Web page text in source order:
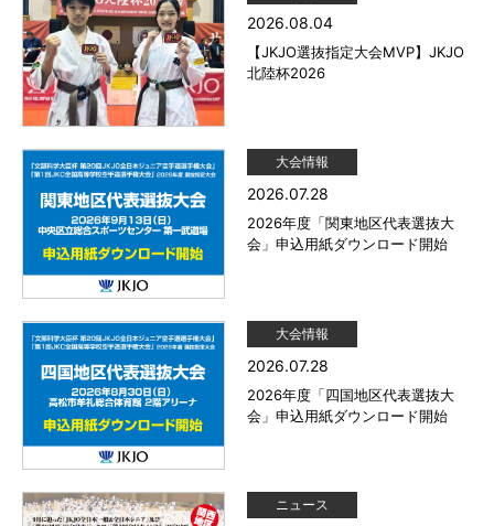
2026.08.04
【JKJO選抜指定大会MVP】JKJO
北陸杯2026
大会情報
2026.07.28
2026年度「関東地区代表選抜大
会」申込用紙ダウンロード開始
大会情報
2026.07.28
2026年度「四国地区代表選抜大
会」申込用紙ダウンロード開始
ニュース